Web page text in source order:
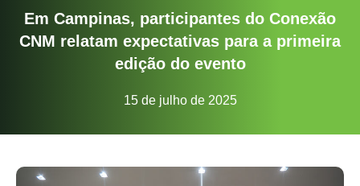
Em Campinas, participantes do Conexão
CNM relatam expectativas para a primeira
edição do evento
15 de julho de 2025